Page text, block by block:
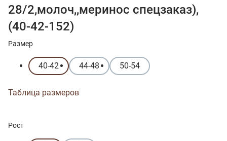
28/2,молоч,,меринос спецзаказ),
(40-42-152)
Размер
40-42 44-48 50-54
Таблица размеров
Рост